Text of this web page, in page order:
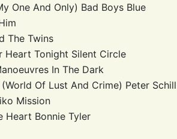
One And Only) Bad Boys Blue
The Twins
Heart Tonight Silent Circle
In The Dark
Of Lust And Crime) Peter
Mission
Heart Bonnie Tyler